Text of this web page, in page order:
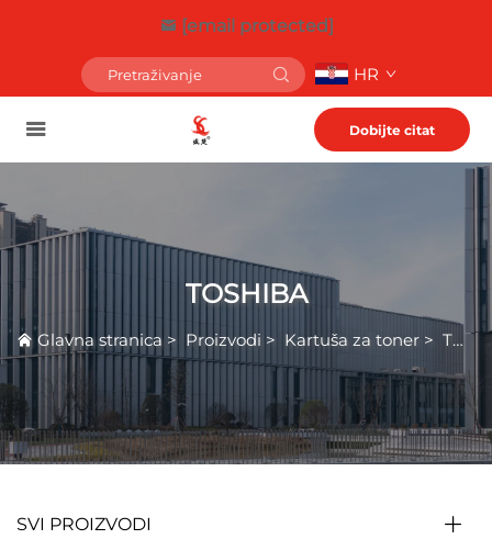
[email protected]
HR
Dobijte citat
TOSHIBA
Glavna stranica > Proizvodi > Kartuša za toner > TOSHIBA
SVI PROIZVODI